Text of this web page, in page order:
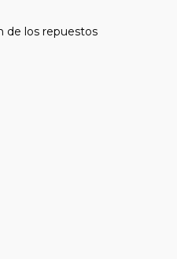
de los repuestos